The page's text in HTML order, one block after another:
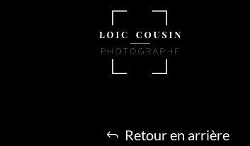
Retour en arrière